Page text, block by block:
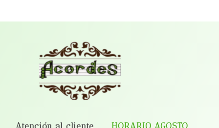
Atención al cliente HORARIO AGOSTO